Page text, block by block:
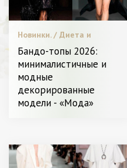
Новинки. / Диета и
питание. / Модные
тенденции. / Видео. /
Мода. / Звездный стиль. /
Высокая мода. / Я
Женщина - Разное
Бандо-топы 2026:
минималистичные и
модные
декорированные
модели - «Мода»